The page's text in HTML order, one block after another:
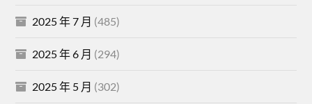
2025 年 7 月 (485)
2025 年 6 月 (294)
2025 年 5 月 (302)